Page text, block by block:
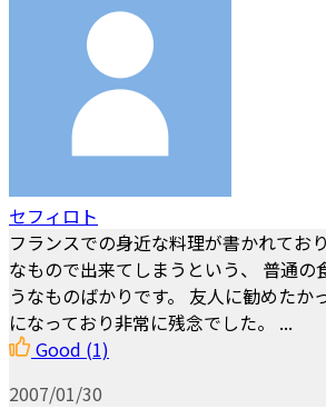
セフィロト
フランスでの身近な料理が書かれてお
なもので出来てしまうという、 普通の
うなものばかりです。 友人に勧めたか
になっており非常に残念でした。 ...
Good (1)
2007/01/30